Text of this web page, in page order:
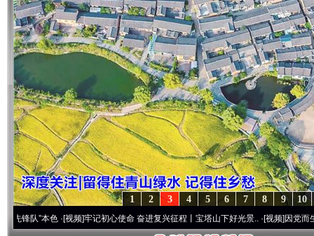
10
9
8
7
6
5
4
3
2
1
·[视频]牢记初心使命 奋进复兴征程丨宝塔山下好光景..·[视频]因党而生 为党而战